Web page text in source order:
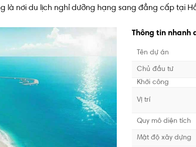
là nơi du lịch nghỉ dưỡng hạng sang đẳng cấp tại
Thông tin nhanh
Tên dự án
Chủ đầu tư
Khởi công
Vị trí
Quy mô diện tích
Mật độ xây dựng